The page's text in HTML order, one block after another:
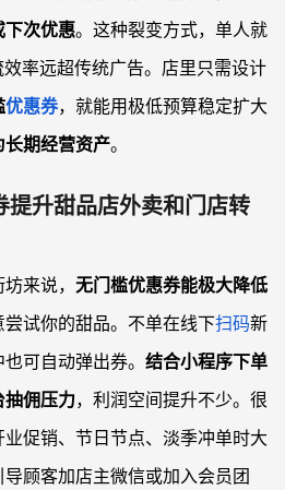
下次优惠。这种裂变方式，单人就
率远超传统广告。店里只需设计
优惠券，就能用极低预算稳定扩大
长期经营资产。
提升甜品店外卖和门店转
来说， 无门槛优惠券能极大降低
尝试你的甜品。不单在线下扫码新
可自动弹出券。 结合小程序下单
抽佣压力，利润空间提升不少。很
促销、节日节点、淡季冲单时大
顾客加店主微信或加入会员团